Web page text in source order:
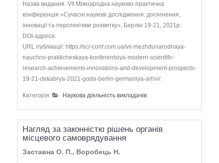
Назва видання: VII Міжнародна науково-практична
конференція «Сучасні наукові дослідження: досягнення,
інновації та перспективи розвитку», Берлін 19-21, 2021р.
DOI-адреса:
URL публікації: https://sci-conf.com.ua/vii-mezhdunarodnaya-
nauchno-prakticheskaya-konferentsiya-modern-scientific-
research-achievements-innovations-and-development-prospects-
19-21-dekabrya-2021-goda-berlin-germaniya-arhiv/.
Категорія: Наукова діяльність викладачів
Нагляд за законністю рішень органів
місцевого самоврядування
Заставна О. П., Воробець Н.